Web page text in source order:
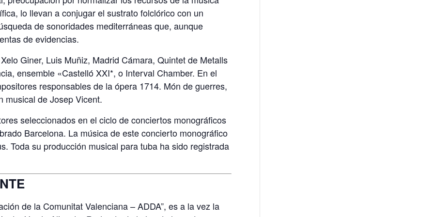
lo llevan a conjugar el sustrato folclórico con un
de sonoridades mediterráneas que, aunque
de evidencias.
Giner, Luis Muñiz, Madrid Cámara, Quintet de Metalls
ensemble «Castelló XXI*, o Interval Chamber. En el
responsables de la ópera 1714. Món de guerres,
musical de Josep Vicent.
seleccionados en el ciclo de conciertos monográficos
Barcelona. La música de este concierto monográfico
Toda su producción musical para tuba ha sido registrada
de la Comunitat Valenciana – ADDA”, es a la vez la